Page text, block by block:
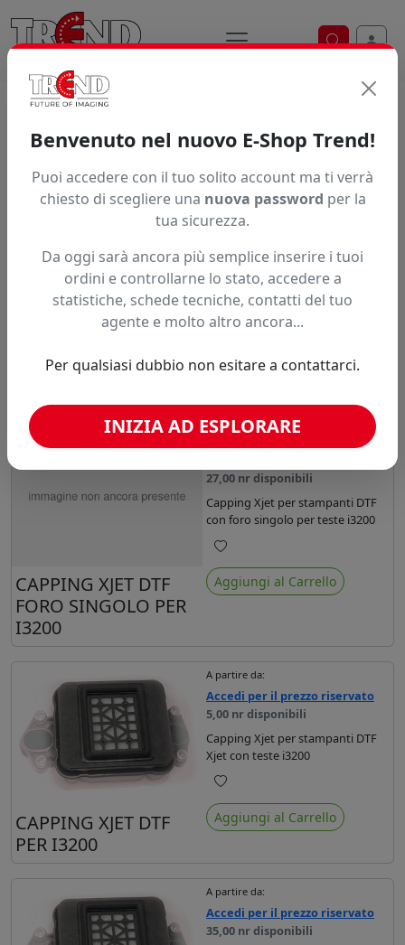
Ricerca
Attrezzature per plotter da stampa Xjet
Scopri tutti gli accessori e optional per i plotter da
stampa Xjet per ottimizzare produttività, qualità e
vinile, tessuti, banner e materiali speciali.
Ordinamento
CAPPING XJET DTF
FORO SINGOLO PER
I3200
27,00 nr disponibili
Capping Xjet per stampanti DTF
con foro singolo per teste i3200
Preferiti
Aggiungi al Carrello
CAPPING XJET DTF
PER I3200
A partire da:
Accedi per il prezzo riservato
5,00 nr disponibili
Capping Xjet per stampanti DTF
Xjet con teste i3200
Preferiti
Aggiungi al Carrello
A partire da:
Accedi per il prezzo riservato
35,00 nr disponibili
Benvenuto nel nuovo E-Shop Trend!
Puoi accedere con il tuo solito account ma ti verrà
chiesto di scegliere una nuova password per la
tua sicurezza.
Da oggi sarà ancora più semplice inserire i tuoi
ordini e controllarne lo stato, accedere a
statistiche, schede tecniche, contatti del tuo
agente e molto altro ancora...
Per qualsiasi dubbio non esitare a contattarci.
INIZIA AD ESPLORARE